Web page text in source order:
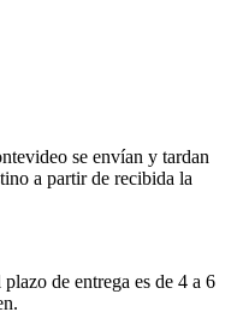
se envían y tardan
a partir de recibida la
de entrega es de 4 a 6